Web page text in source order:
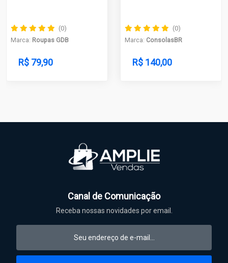
(0)
Marca: Roupas GDB
R$ 79,90
(0)
Marca: ConsolasBR
R$ 140,00
Canal de Comunicação
Receba nossas novidades por email.